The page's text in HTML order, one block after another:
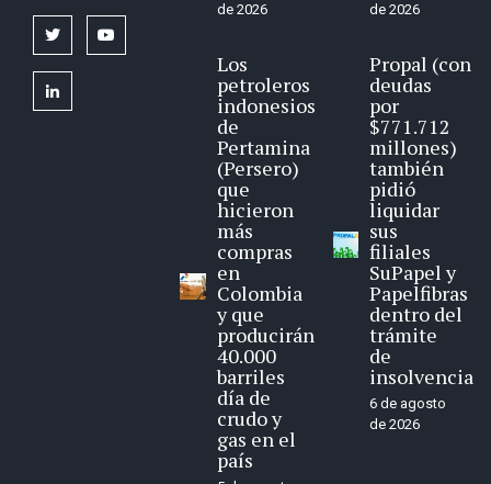
twitter
linkedin
de 2026
Los
petroleros
indonesios
de
Pertamina
(Persero)
que
hicieron
más
compras
en
Colombia
y que
producirán
40.000
barriles
día de
crudo y
gas en el
país
de 2026
Propal (con
deudas
por
$771.712
millones)
también
pidió
liquidar
sus
filiales
SuPapel y
Papelfibras
dentro del
trámite
de
insolvencia
6 de agosto
de 2026